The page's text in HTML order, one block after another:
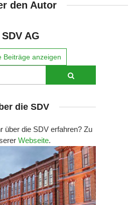
den Autor
SDV AG
Beiträge anzeigen
die SDV
über die SDV erfahren? Zu
Webseite.